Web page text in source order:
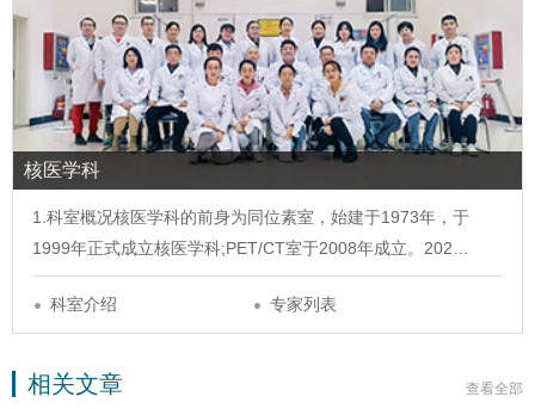
核医学科
1.科室概况核医学科的前身为同位素室，始建于1973年，于
1999年正式成立核医学科;PET/CT室于2008年成立。202…
科室介绍 专家列表
查看全部
相关文章